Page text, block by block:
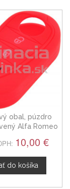
obal, púzdro
Alfa Romeo
10,00 €
do košíka